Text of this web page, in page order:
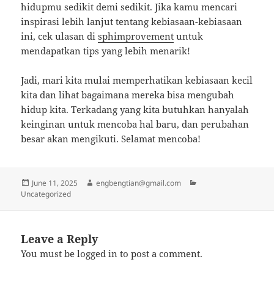
hidupmu sedikit demi sedikit. Jika kamu mencari
inspirasi lebih lanjut tentang kebiasaan-kebiasaan
ini, cek ulasan disphimprovement untuk
mendapatkan tips yang lebih menarik!
Jadi, mari kita mulai memperhatikan kebiasaan kecil
kita dan lihat bagaimana mereka bisa mengubah
hidup kita. Terkadang yang kita butuhkan hanyalah
keinginan untuk mencoba hal baru, dan perubahan
besar akan mengikuti. Selamat mencoba!
Posted
on
June 11, 2025 Author
engbengtian@gmail.com
Uncategorized
Leave a Reply
You must belogged in to post a comment.